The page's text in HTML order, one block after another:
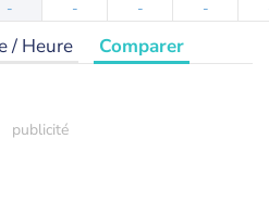
- - - -
/ Heure Comparer